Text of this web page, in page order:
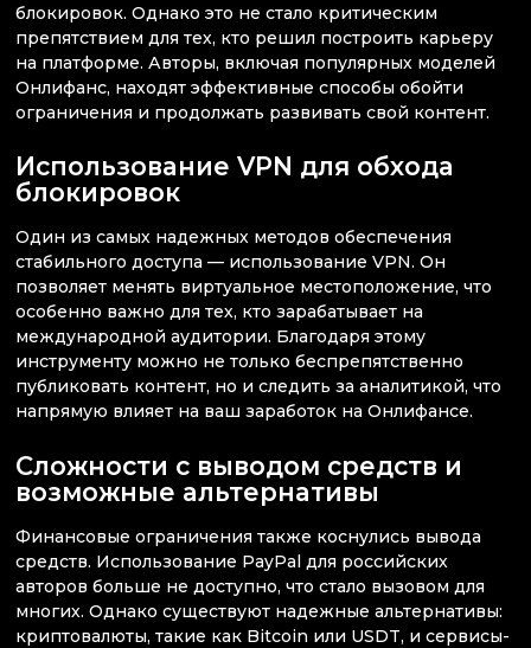
блокировок. Однако это не стало критическим
препятствием для тех, кто решил построить карьеру
на платформе. Авторы, включая популярных моделей
Онлифанс, находят эффективные способы обойти
ограничения и продолжать развивать свой контент.
Использование VPN для обхода
блокировок
Один из самых надежных методов обеспечения
стабильного доступа — использование VPN. Он
позволяет менять виртуальное местоположение, что
особенно важно для тех, кто зарабатывает на
международной аудитории. Благодаря этому
инструменту можно не только беспрепятственно
публиковать контент, но и следить за аналитикой, что
напрямую влияет на ваш заработок на Онлифансе.
Сложности с выводом средств и
возможные альтернативы
Финансовые ограничения также коснулись вывода
средств. Использование PayPal для российских
авторов больше не доступно, что стало вызовом для
многих. Однако существуют надежные альтернативы:
криптовалюты, такие как Bitcoin или USDT, и сервисы-